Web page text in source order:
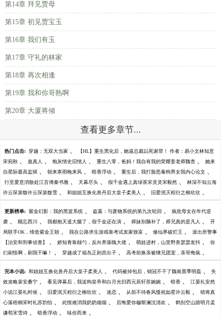
第14章 拜见贾母
第15章 初见贾宝玉
第16章 我们有玉
第17章 守礼的林家
第18章 再次相逢
第19章 我和你哥熟啊
第20章 大厦将倾
查看更多章节...
热门点击: 穿越：无双大当家 、 【HL】重生黑化后，她逼总裁以死谢罪！ 作者：易小文林知意
宋宛秋 、 蛊真人 、 炮灰情史旧情人 、 重生八零，爸妈！我自有我的荣耀姜老师魏杳 、 她来
自星际最高监狱 、 朝来寒雨晚来风 、 暗香浮动 、 重生后，我打脸恶毒狗男女我内心论文 、
行至爱意消散处江言傅秦书雅 、 天幕尽头 、 假千金遇上真绿茶宋灵灵宋毅然 、 林深不知云海
许云琛裴馥许云琛裴馥雪 、 和姐姐互换化兽丹后大皇子柔美人 、 旧爱泯灭程衍之柳欣欣 、
更新榜单: 紫金幻影：我的黑篮系统 、 盗墓：与废物系统的第九次轮回 、 疯批母女在年代逆
袭 、 顾忘西川 、 我都抱天道大腿了，假千金还在演 、 师妹别脑补了，师兄真的是凡人 、 开
局联手OK，缔造紫金王朝 、 我在公路求生游戏靠考试发家致富 、 修仙界破烂王 、 派出所警事
【治安和刑事侦查】 、 娇知青靠颠勺，反向养落魄大佬 、 萌娃进村，山里野兽瑟瑟发抖 、 你
们刷怪啊，刷我干嘛！ 、 穿越成了福岛正则庶出子 、 高考前换亲被继兄团宠，亲哥悔疯 、
完本小说: 和姐姐互换化兽丹后大皇子柔美人 、 代码被掉包后，销冠不干了魏南晨季明磊 、 失
效攻略裴安桑宁 、 看见弹幕后，我送狗皇帝和白月光归西元辰轩苏婉婉 、 暗香 、 江晏礼安然
小说江晏礼时候 、 旧爱泯灭程衍之柳欣欣 、 迷恋 、 从前不待春风慢祝如星许云毅 、 错将真
心落梧桐宋时礼苏韵怡 、 此恨难消我奶奶烟烟 、 后悔爱你穆斯澜沈清欢 、 鹤别空山踏明月孟
谦荀宋雪诗 、 暗香浮动 、 味你而来 、